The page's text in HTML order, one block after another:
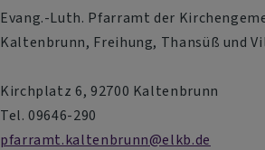
Evang.-Luth. Pfarramt der
Kaltenbrunn, Freihung, Thansüß und
Kirchplatz 6, 92700 Kaltenbrunn
Tel. 09646-290
pfarramt.kaltenbrunn@elkb.de